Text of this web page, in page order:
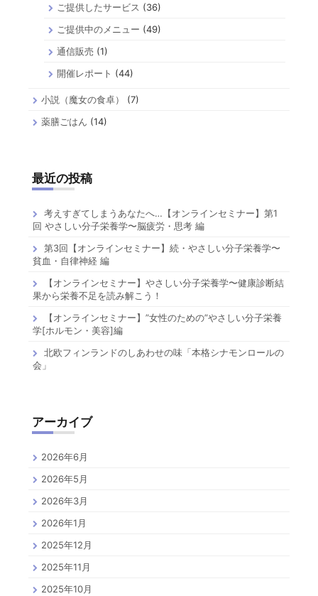
ご提供したサービス (36)
ご提供中のメニュー (49)
通信販売 (1)
開催レポート (44)
小説（魔女の食卓）
(7)
薬膳ごはん (14)
最近の投稿
考えすぎてしまうあなたへ…【オンラインセミナー】第1
回 やさしい分子栄養学〜脳疲労・思考 編
第3回【オンラインセミナー】続・やさしい分子栄養学〜
貧血・自律神経 編
【オンラインセミナー】やさしい分子栄養学〜健康診断結
果から栄養不足を読み解こう！
【オンラインセミナー】”女性のための”やさしい分子栄養
学[ホルモン・美容]編
北欧フィンランドのしあわせの味「本格シナモンロールの
会」
アーカイブ
2026年6月
2026年5月
2026年3月
2026年1月
2025年12月
2025年11月
2025年10月